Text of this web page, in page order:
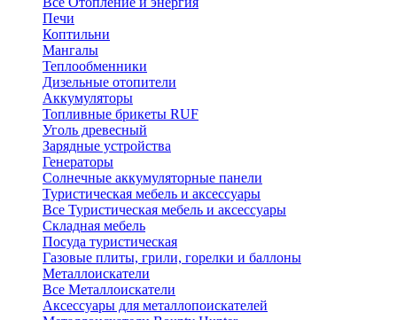
Печи
Коптильни
Мангалы
Теплообменники
Дизельные отопители
Аккумуляторы
Топливные брикеты RUF
Уголь древесный
Зарядные устройства
Генераторы
Солнечные аккумуляторные панели
Туристическая мебель и аксессуары
Все Туристическая мебель и аксессуары
Складная мебель
Посуда туристическая
Газовые плиты, грили, горелки и баллоны
Металлоискатели
Все Металлоискатели
Аксессуары для металлопоискателей